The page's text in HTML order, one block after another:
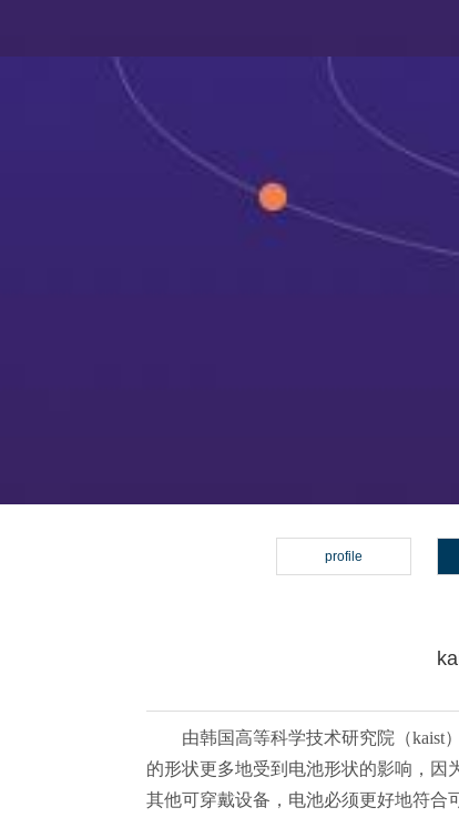
profile
由韩国高等科学技术研究院（kaist）
的形状更多地受到电池形状的影响，因
其他可穿戴设备，电池必须更好地符合